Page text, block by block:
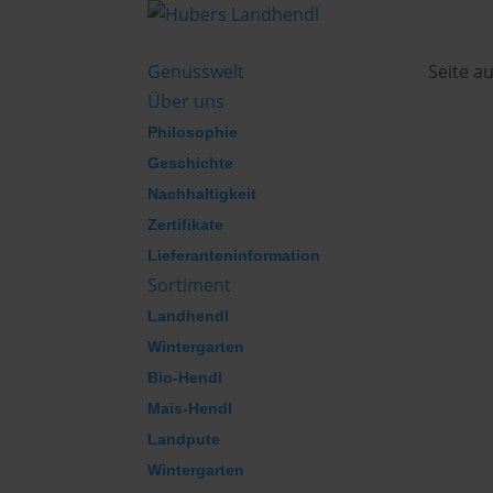
Genusswelt
Über uns
Philosophie
Geschichte
Nachhaltigkeit
Zertifikate
Lieferanteninformation
Sortiment
Landhendl
Wintergarten
Bio-Hendl
Mais-Hendl
Landpute
Wintergarten
Seite